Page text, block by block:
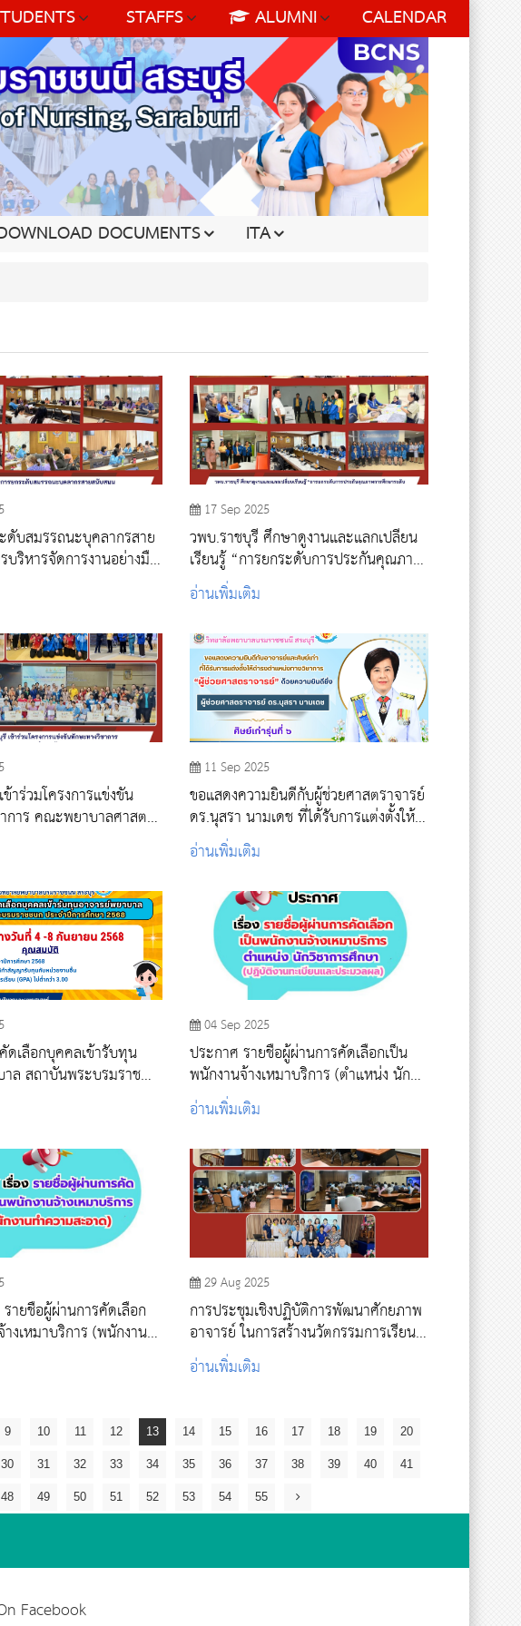
STAFFS ALUMNI CALENDAR
DOCUMENTS ITA
ดับสมรรถนะบุคลากรสาย
ริหารจัดการงานอย่างมือ
17 Sep 2025
วพบ.ราชบุรี ศึกษาดูงานและแลกเปลี่ยน
เรียนรู้ “การยกระดับการประกันคุณภาพ
การศึกษาระดับ หลักสูตรและการจัดการ
เรียนการสอน ตามเกณฑ์ AUN QA” ณ
อ่านเพิ่มเติม
าร่วมโครงการแข่งขัน
ลศาสตร์
ราชชนก
11 Sep 2025
ขอแสดงความยินดีกับผู้ช่วยศาสตราจารย์
ดร.นุสรา นามเดช ที่ได้รับการแต่งตั้งให้
ดำรงตำแหน่งทางวิชาการ
อ่านเพิ่มเติม
เลือกบุคคลเข้ารับทุน
มราช
ารศึกษา 2568
04 Sep 2025
ประกาศ รายชื่อผู้ผ่านการคัดเลือกเป็น
พนักงานจ้างเหมาบริการ (ตำแหน่ง นัก
วิชาการศึกษา)
อ่านเพิ่มเติม
ายชื่อผู้ผ่านการคัดเลือก
งเหมาบริการ (พนักงาน
29 Aug 2025
การประชุมเชิงปฏิบัติการพัฒนาศักยภาพ
อาจารย์ ในการสร้างนวัตกรรมการเรียน
การสอน
อ่านเพิ่มเติม
9 10 11 12 13 14 15 16 17 18 19 20
30 31 32 33 34 35 36 37 38 39 40 41
48 49 50 51 52 53 54 55
Facebook